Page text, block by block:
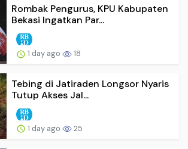
Rombak Pengurus, KPU Kabupaten
Bekasi Ingatkan Par...
1 day ago 18
Tebing di Jatiraden Longsor Nyaris
Tutup Akses Jal...
1 day ago 25